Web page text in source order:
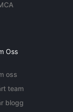
Oss
oss
team
blogg